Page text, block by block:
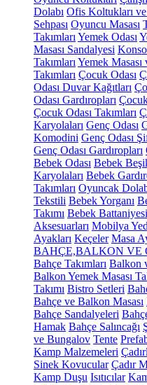
Dolabı Ofis Koltukları
Sehpası Oyuncu Masası
Takımları Yemek Odası
Masası Sandalyesi
Takımları Yemek Masası
Takımları Çocuk Odası
Odası Duvar Kağıtları
Odası Gardıropları
Çocuk Odası Takımları
Karyolaları Genç Odası
Komodini Genç Odası
Genç Odası Gardıropları
Bebek Odası Bebek
Karyolaları Bebek
Takımları Oyuncak
Tekstili Bebek Yorganı
Takımı Bebek Battaniyesi
Aksesuarları Mobilya
Ayakları Keçeler Masa
BAHÇE,BALKON VE
Bahçe Takımları Balkon
Balkon Yemek Masası
Takımı Bistro Setleri
Bahçe ve Balkon Masası
Bahçe Sandalyeleri
Hamak Bahçe Salıncağı
ve Bungalov Tente
Kamp Malzemeleri
Sinek Kovucular Çadır
Kamp Duşu Isıtıcılar